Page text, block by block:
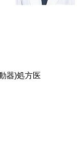
器)処方医